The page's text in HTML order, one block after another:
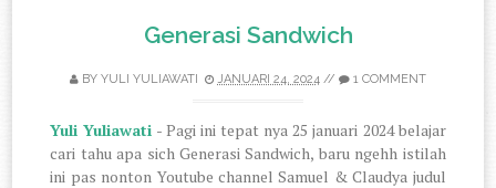
Generasi Sandwich
BY YULI YULIAWATI JANUARI 24, 2024 // 1 COMMENT
Yuli Yuliawati - Pagi ini tepat nya 25 januari 2024 belajar
cari tahu apa sich Generasi Sandwich, baru ngehh istilah
ini pas nonton Youtube channel Samuel & Claudya judul